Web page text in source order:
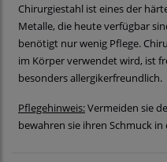
Chirurgiestahl ist eines der
Metalle, die heute verfügbar
benötigt nur wenig Pflege.
im Körper verwendet wird, ist
besonders allergikerfreundlich.
Pflegehinweis:Vermeiden sie
bewahren sie ihren Schmuck